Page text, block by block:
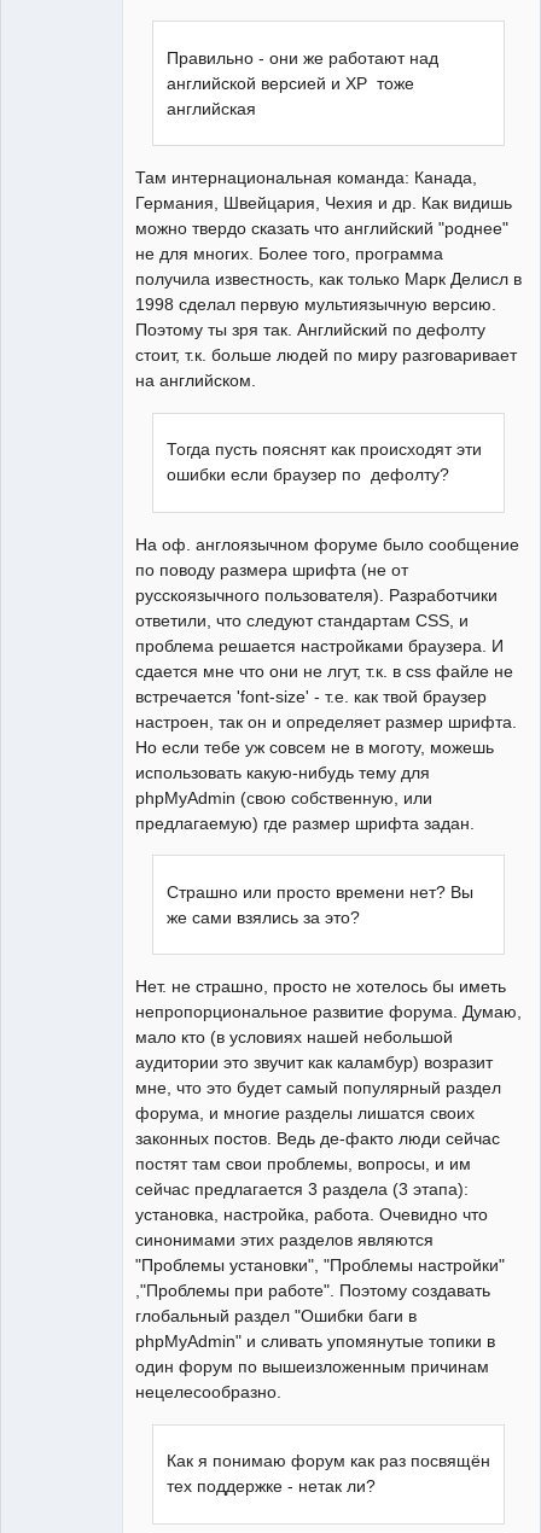
Правильно - они же работают над
английской версией и XP тоже
английская
Там интернациональная команда: Канада,
Германия, Швейцария, Чехия и др. Как видишь
можно твердо сказать что английский "роднее"
не для многих. Более того, программа
получила известность, как только Марк Делисл в
1998 сделал первую мультиязычную версию.
Поэтому ты зря так. Английский по дефолту
стоит, т.к. больше людей по миру разговаривает
на английском.
Тогда пусть пояснят как происходят эти
ошибки если браузер по дефолту?
На оф. англоязычном форуме было сообщение
по поводу размера шрифта (не от
русскоязычного пользователя). Разработчики
ответили, что следуют стандартам CSS, и
проблема решается настройками браузера. И
сдается мне что они не лгут, т.к. в css файле не
встречается 'font-size' - т.е. как твой браузер
настроен, так он и определяет размер шрифта.
Но если тебе уж совсем не в моготу, можешь
использовать какую-нибудь тему для
phpMyAdmin (свою собственную, или
предлагаемую) где размер шрифта задан.
Страшно или просто времени нет? Вы
же сами взялись за это?
Нет. не страшно, просто не хотелось бы иметь
непропорциональное развитие форума. Думаю,
мало кто (в условиях нашей небольшой
аудитории это звучит как каламбур) возразит
мне, что это будет самый популярный раздел
форума, и многие разделы лишатся своих
законных постов. Ведь де-факто люди сейчас
постят там свои проблемы, вопросы, и им
сейчас предлагается 3 раздела (3 этапа):
установка, настройка, работа. Очевидно что
синонимами этих разделов являются
"Проблемы установки", "Проблемы настройки"
,"Проблемы при работе". Поэтому создавать
глобальный раздел "Ошибки баги в
phpMyAdmin" и сливать упомянутые топики в
один форум по вышеизложенным причинам
нецелесообразно.
Как я понимаю форум как раз посвящён
тех поддержке - нетак ли?